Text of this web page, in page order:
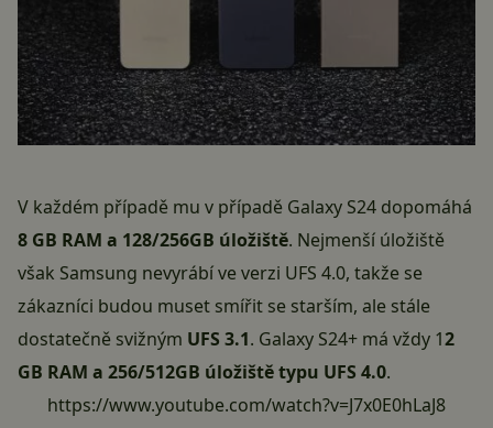
V každém případě mu v případě Galaxy S24 dopomáhá
8 GB RAM a 128/256GB úložiště. Nejmenší úložiště
však Samsung nevyrábí ve verzi UFS 4.0, takže se
zákazníci budou muset smířit se starším, ale stále
dostatečně svižným UFS 3.1. Galaxy S24+ má vždy 12
GB RAM a 256/512GB úložiště typu UFS 4.0.
https://www.youtube.com/watch?v=J7x0E0hLaJ8